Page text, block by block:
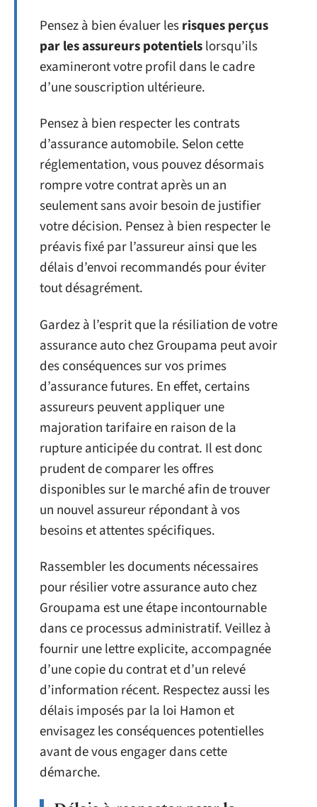
Pensez à bien évaluer lesrisques perçus
par les assureurs potentielslorsqu’ils
examineront votre profil dans le cadre
d’une souscription ultérieure.
Pensez à bien respecter les contrats
d’assurance automobile. Selon cette
réglementation, vous pouvez désormais
rompre votre contrat après un an
seulement sans avoir besoin de justifier
votre décision. Pensez à bien respecter le
préavis fixé par l’assureur ainsi que les
délais d’envoi recommandés pour éviter
tout désagrément.
Gardez à l’esprit que la résiliation de votre
assurance auto chez Groupama peut avoir
des conséquences sur vos primes
d’assurance futures. En effet, certains
assureurs peuvent appliquer une
majoration tarifaire en raison de la
rupture anticipée du contrat. Il est donc
prudent de comparer les offres
disponibles sur le marché afin de trouver
un nouvel assureur répondant à vos
besoins et attentes spécifiques.
Rassembler les documents nécessaires
pour résilier votre assurance auto chez
Groupama est une étape incontournable
dans ce processus administratif. Veillez à
fournir une lettre explicite, accompagnée
d’une copie du contrat et d’un relevé
d’information récent. Respectez aussi les
délais imposés par la loi Hamon et
envisagez les conséquences potentielles
avant de vous engager dans cette
démarche.